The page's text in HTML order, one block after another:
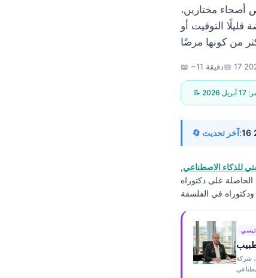
95% من القيم لدى أشخاص أصحاء مختارين،
التوقيت أو
📖 ~11 دقيقة📅
17 أبريل 2026
🔄 آخر تحديث:
للذكاء الاصطناعي,
على دكتوراه
شركة